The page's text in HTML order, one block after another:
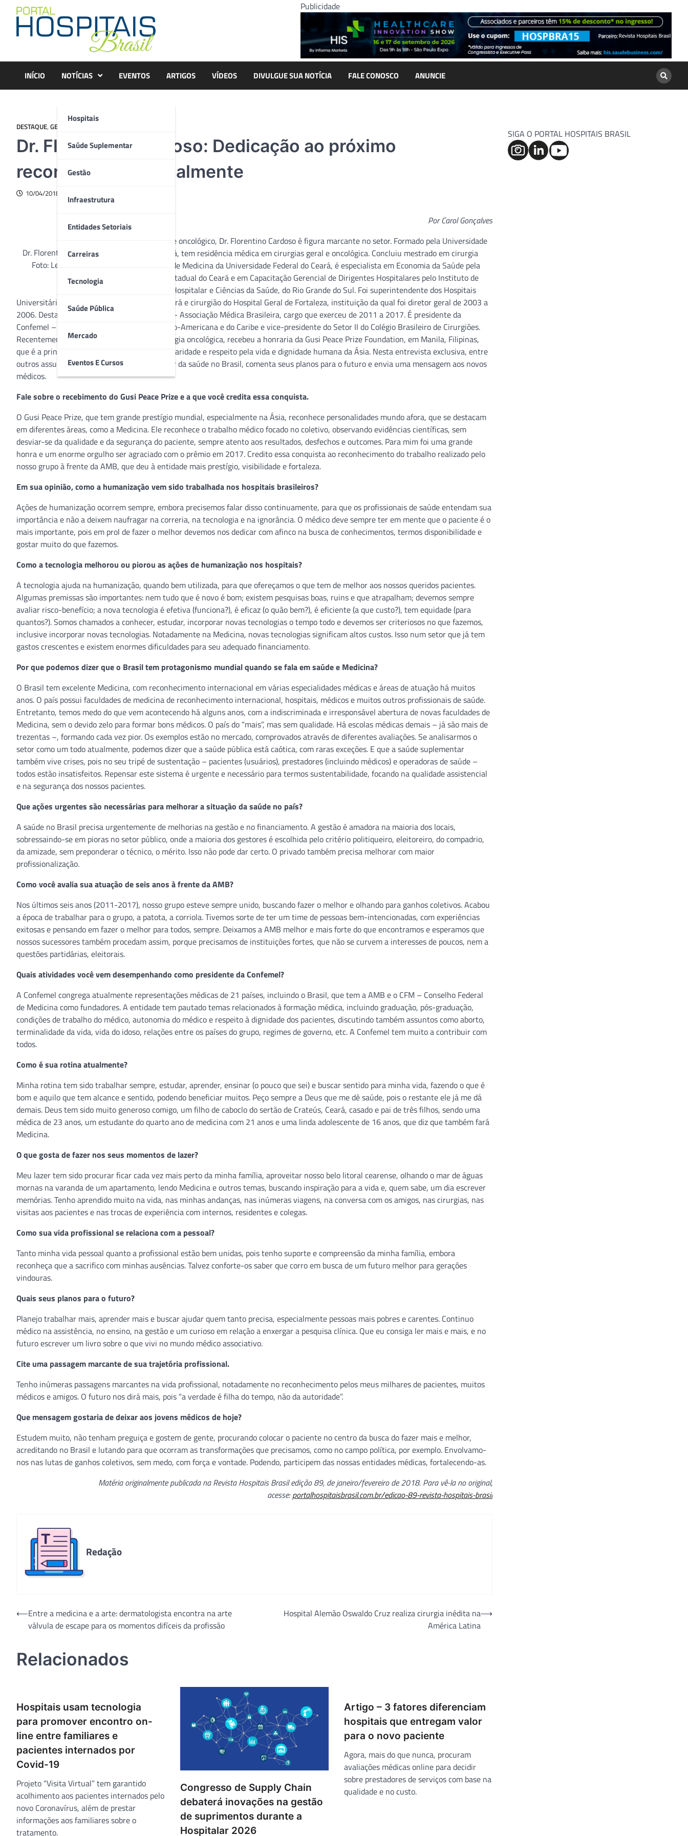
content
Publicidade
INÍCIO NOTÍCIAS
Hospitais
Saúde Suplementar
Gestão
Infraestrutura
Entidades Setoriais
Carreiras
Tecnologia
Saúde Pública
Mercado
Eventos E Cursos
EVENTOS ARTIGOS VÍDEOS DIVULGUE SUA NOTÍCIA FALE CONOSCO ANUNCIE
DESTAQUE, GESTÃO
Dr. Florentino Cardoso: Dedicação ao próximo
reconhecida mundialmente
10/04/2018
Por Carol Gonçalves
Dr. Florentino Cardoso.
Foto: Leo Martins
Cirurgião geral e oncológico, Dr. Florentino Cardoso é figura marcante no setor. Formado pela Universidade
Federal do Ceará, tem residência médica em cirurgias geral e oncológica. Concluiu mestrado em cirurgia
pela Faculdade de Medicina da Universidade Federal do Ceará, é especialista em Economia da Saúde pela
Universidade Estadual do Ceará e em Capacitação Gerencial de Dirigentes Hospitalares pelo Instituto de
Administração Hospitalar e Ciências da Saúde, do Rio Grande do Sul. Foi superintendente dos Hospitais
Universitários da Universidade Federal do Ceará e cirurgião do Hospital Geral de Fortaleza, instituição da qual foi diretor geral de 2003 a
2006. Destacou-se como presidente da AMB – Associação Médica Brasileira, cargo que exerceu de 2011 a 2017. É presidente da
Confemel – Confederação Médica Latina-Íbero-Americana e do Caribe e vice-presidente do Setor II do Colégio Brasileiro de Cirurgiões.
Recentemente, pela sua contribuição na cirurgia oncológica, recebeu a honraria da Gusi Peace Prize Foundation, em Manila, Filipinas,
que é a principal instituição humanitária, de caridade e respeito pela vida e dignidade humana da Ásia. Nesta entrevista exclusiva, entre
outros assuntos, Dr. Florentino analisa o setor da saúde no Brasil, comenta seus planos para o futuro e envia uma mensagem aos novos
médicos.
Fale sobre o recebimento do Gusi Peace Prize e a que você credita essa conquista.
O Gusi Peace Prize, que tem grande prestígio mundial, especialmente na Ásia, reconhece personalidades mundo afora, que se destacam
em diferentes áreas, como a Medicina. Ele reconhece o trabalho médico focado no coletivo, observando evidências científicas, sem
desviar-se da qualidade e da segurança do paciente, sempre atento aos resultados, desfechos e outcomes. Para mim foi uma grande
honra e um enorme orgulho ser agraciado com o prêmio em 2017. Credito essa conquista ao reconhecimento do trabalho realizado pelo
nosso grupo à frente da AMB, que deu à entidade mais prestígio, visibilidade e fortaleza.
Em sua opinião, como a humanização vem sido trabalhada nos hospitais brasileiros?
Ações de humanização ocorrem sempre, embora precisemos falar disso continuamente, para que os profissionais de saúde entendam sua
importância e não a deixem naufragar na correria, na tecnologia e na ignorância. O médico deve sempre ter em mente que o paciente é o
mais importante, pois em prol de fazer o melhor devemos nos dedicar com afinco na busca de conhecimentos, termos disponibilidade e
gostar muito do que fazemos.
Como a tecnologia melhorou ou piorou as ações de humanização nos hospitais?
A tecnologia ajuda na humanização, quando bem utilizada, para que ofereçamos o que tem de melhor aos nossos queridos pacientes.
Algumas premissas são importantes: nem tudo que é novo é bom; existem pesquisas boas, ruins e que atrapalham; devemos sempre
avaliar risco-benefício; a nova tecnologia é efetiva (funciona?), é eficaz (o quão bem?), é eficiente (a que custo?), tem equidade (para
quantos?). Somos chamados a conhecer, estudar, incorporar novas tecnologias o tempo todo e devemos ser criteriosos no que fazemos,
inclusive incorporar novas tecnologias. Notadamente na Medicina, novas tecnologias significam altos custos. Isso num setor que já tem
gastos crescentes e existem enormes dificuldades para seu adequado financiamento.
Por que podemos dizer que o Brasil tem protagonismo mundial quando se fala em saúde e Medicina?
O Brasil tem excelente Medicina, com reconhecimento internacional em várias especialidades médicas e áreas de atuação há muitos
anos. O país possui faculdades de medicina de reconhecimento internacional, hospitais, médicos e muitos outros profissionais de saúde.
Entretanto, temos medo do que vem acontecendo há alguns anos, com a indiscriminada e irresponsável abertura de novas faculdades de
Medicina, sem o devido zelo para formar bons médicos. O país do “mais”, mas sem qualidade. Há escolas médicas demais – já são mais de
trezentas –, formando cada vez pior. Os exemplos estão no mercado, comprovados através de diferentes avaliações. Se analisarmos o
setor como um todo atualmente, podemos dizer que a saúde pública está caótica, com raras exceções. E que a saúde suplementar
também vive crises, pois no seu tripé de sustentação – pacientes (usuários), prestadores (incluindo médicos) e operadoras de saúde –
todos estão insatisfeitos. Repensar este sistema é urgente e necessário para termos sustentabilidade, focando na qualidade assistencial
e na segurança dos nossos pacientes.
Que ações urgentes são necessárias para melhorar a situação da saúde no país?
A saúde no Brasil precisa urgentemente de melhorias na gestão e no financiamento. A gestão é amadora na maioria dos locais,
sobressaindo-se em pioras no setor público, onde a maioria dos gestores é escolhida pelo critério politiqueiro, eleitoreiro, do compadrio,
da amizade, sem preponderar o técnico, o mérito. Isso não pode dar certo. O privado também precisa melhorar com maior
profissionalização.
Como você avalia sua atuação de seis anos à frente da AMB?
Nos últimos seis anos (2011-2017), nosso grupo esteve sempre unido, buscando fazer o melhor e olhando para ganhos coletivos. Acabou
a época de trabalhar para o grupo, a patota, a corriola. Tivemos sorte de ter um time de pessoas bem-intencionadas, com experiências
exitosas e pensando em fazer o melhor para todos, sempre. Deixamos a AMB melhor e mais forte do que encontramos e esperamos que
nossos sucessores também procedam assim, porque precisamos de instituições fortes, que não se curvem a interesses de poucos, nem a
questões partidárias, eleitorais.
Quais atividades você vem desempenhando como presidente da Confemel?
A Confemel congrega atualmente representações médicas de 21 países, incluindo o Brasil, que tem a AMB e o CFM – Conselho Federal
de Medicina como fundadores. A entidade tem pautado temas relacionados à formação médica, incluindo graduação, pós-graduação,
condições de trabalho do médico, autonomia do médico e respeito à dignidade dos pacientes, discutindo também assuntos como aborto,
terminalidade da vida, vida do idoso, relações entre os países do grupo, regimes de governo, etc. A Confemel tem muito a contribuir com
todos.
Como é sua rotina atualmente?
Minha rotina tem sido trabalhar sempre, estudar, aprender, ensinar (o pouco que sei) e buscar sentido para minha vida, fazendo o que é
bom e aquilo que tem alcance e sentido, podendo beneficiar muitos. Peço sempre a Deus que me dê saúde, pois o restante ele já me dá
demais. Deus tem sido muito generoso comigo, um filho de caboclo do sertão de Crateús, Ceará, casado e pai de três filhos, sendo uma
médica de 23 anos, um estudante do quarto ano de medicina com 21 anos e uma linda adolescente de 16 anos, que diz que também fará
Medicina.
O que gosta de fazer nos seus momentos de lazer?
Meu lazer tem sido procurar ficar cada vez mais perto da minha família, aproveitar nosso belo litoral cearense, olhando o mar de águas
mornas na varanda de um apartamento, lendo Medicina e outros temas, buscando inspiração para a vida e, quem sabe, um dia escrever
memórias. Tenho aprendido muito na vida, nas minhas andanças, nas inúmeras viagens, na conversa com os amigos, nas cirurgias, nas
visitas aos pacientes e nas trocas de experiência com internos, residentes e colegas.
Como sua vida profissional se relaciona com a pessoal?
Tanto minha vida pessoal quanto a profissional estão bem unidas, pois tenho suporte e compreensão da minha família, embora
reconheça que a sacrifico com minhas ausências. Talvez conforte-os saber que corro em busca de um futuro melhor para gerações
vindouras.
Quais seus planos para o futuro?
Planejo trabalhar mais, aprender mais e buscar ajudar quem tanto precisa, especialmente pessoas mais pobres e carentes. Continuo
médico na assistência, no ensino, na gestão e um curioso em relação a enxergar a pesquisa clínica. Que eu consiga ler mais e mais, e no
futuro escrever um livro sobre o que vivi no mundo médico associativo.
Cite uma passagem marcante de sua trajetória profissional.
Tenho inúmeras passagens marcantes na vida profissional, notadamente no reconhecimento pelos meus milhares de pacientes, muitos
médicos e amigos. O futuro nos dirá mais, pois “a verdade é filha do tempo, não da autoridade”.
Que mensagem gostaria de deixar aos jovens médicos de hoje?
Estudem muito, não tenham preguiça e gostem de gente, procurando colocar o paciente no centro da busca do fazer mais e melhor,
acreditando no Brasil e lutando para que ocorram as transformações que precisamos, como no campo política, por exemplo. Envolvamo-
nos nas lutas de ganhos coletivos, sem medo, com força e vontade. Podendo, participem das nossas entidades médicas, fortalecendo-as.
Matéria originalmente publicada na Revista Hospitais Brasil edição 89, de janeiro/fevereiro de 2018. Para vê-la no original,
acesse:portalhospitaisbrasil.com.br/edicao-89-revista-hospitais-brasil
Redação
Navegação
⟵Entre a medicina e a arte: dermatologista encontra na arte
válvula de escape para os momentos difíceis da profissão
Hospital Alemão Oswaldo Cruz realiza cirurgia inédita na
América Latina
⟶
Relacionados
Hospitais usam tecnologia
para promover encontro on-
line entre familiares e
pacientes internados por
Covid-19
Projeto “Visita Virtual” tem garantido
acolhimento aos pacientes internados pelo
novo Coronavírus, além de prestar
informações aos familiares sobre o
tratamento.
Congresso de Supply Chain
debaterá inovações na gestão
de suprimentos durante a
Hospitalar 2026
Artigo – 3 fatores diferenciam
hospitais que entregam valor
para o novo paciente
Agora, mais do que nunca, procuram
avaliações médicas online para decidir
sobre prestadores de serviços com base na
qualidade e no custo.
SIGA O PORTAL HOSPITAIS BRASIL